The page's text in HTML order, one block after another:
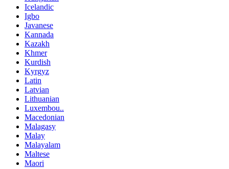
Icelandic
Igbo
Javanese
Kannada
Kazakh
Khmer
Kurdish
Kyrgyz
Latin
Latvian
Lithuanian
Luxembou..
Macedonian
Malagasy
Malay
Malayalam
Maltese
Maori